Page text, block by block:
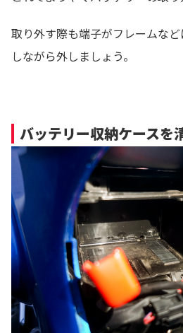
取り外す際も端子がフレームな
しながら外しましょう。
バッテリー収納ケースを